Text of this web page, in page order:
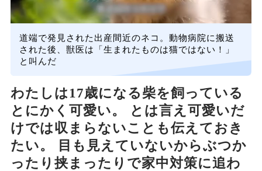
道端で発見された出産間近のネコ。動物病院に搬送
された後、獣医は「生まれたものは猫ではない！」
と叫んだ
わたしは17歳になる柴を飼っている
とにかく可愛い。 とは言え可愛いだ
けでは収まらないことも伝えておき
たい。 目も見えていないからぶつか
ったり挟まったりで家中対策に追わ